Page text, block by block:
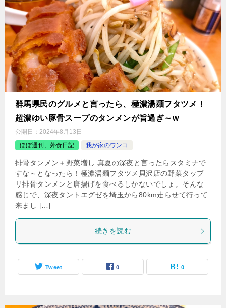
群馬県民のグルメと言ったら、極濃湯麺フタツメ！
超濃ゆい豚骨スープのタンメンが旨過ぎ～w
公開日： 2024年8月13日
ほぼ週刊、外食日記
我が家のワンコ
排骨タンメン＋野菜増し 真夏の深夜と言ったらスタミナで
すな～となったら！極濃湯麺フタツメ貝沢店の野菜タップ
リ排骨タンメンと唐揚げを食べるしかないでしょ。そんな
感じで、深夜タントエグゼを埼玉から80km走らせて行って
来まし […]
続きを読む
Tweet 0 0